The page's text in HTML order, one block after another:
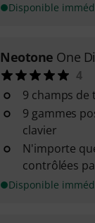
Disponible
Neotone One
4
9 champs de
9 gammes
clavier
N'importe
contrôlées
Disponible